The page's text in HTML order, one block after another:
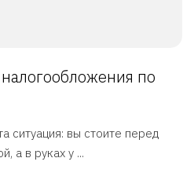
по
ситуация: вы стоите перед
а в руках у ...